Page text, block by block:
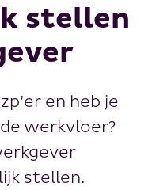
stellen
en heb je
werkvloer?
stellen.